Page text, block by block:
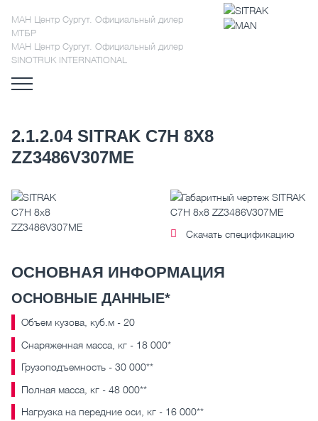
МАН Центр Сургут. Официальный дилер
МТБР
МАН Центр Сургут. Официальный дилер
SINOTRUK INTERNATIONAL
2.1.2.04 SITRAK C7H 8Х8
ZZ3486V307ME
Скачать спецификацию
ОСНОВНАЯ ИНФОРМАЦИЯ
ОСНОВНЫЕ ДАННЫЕ*
Объем кузова, куб.м - 20
Cнаряженная масса, кг - 18 000*
Грузоподъемность - 30 000**
Полная масса, кг - 48 000**
Нагрузка на передние оси, кг - 16 000**